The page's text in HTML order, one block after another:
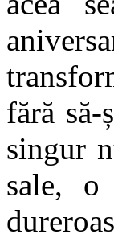
fără
singur
sale, o